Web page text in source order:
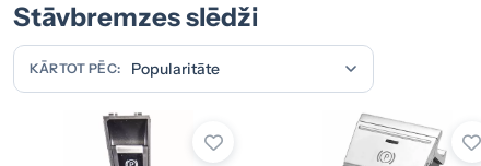
Stāvbremzes slēdži
KĀRTOT PĒC: